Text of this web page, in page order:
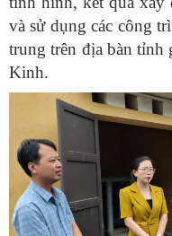
và sử dụng các công
trung trên địa bàn tỉnh
Kinh.